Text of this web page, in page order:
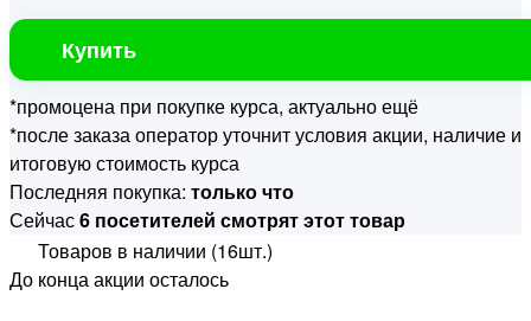
Купить
*промоцена при покупке курса, актуально ещё
*после заказа оператор уточнит условия акции, наличие и
итоговую стоимость курса
Последняя покупка: только что
Сейчас6 посетителей смотрят этот товар
Товаров в наличии (16шт.)
До конца акции осталось